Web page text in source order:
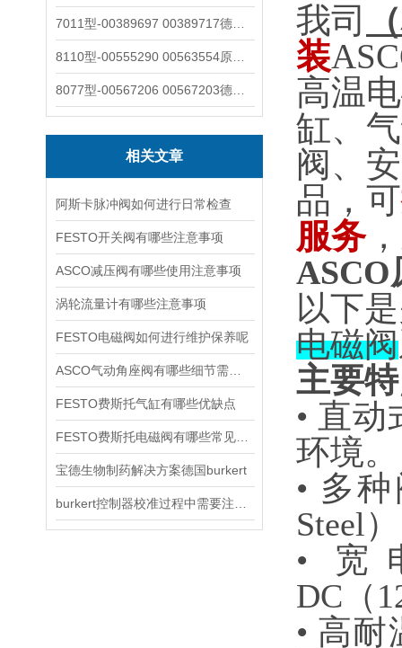
相关文章
阿斯卡脉冲阀如何进行日常检查
FESTO开关阀有哪些注意事项
ASCO减压阀有哪些使用注意事项
涡轮流量计有哪些注意事项
FESTO电磁阀如何进行维护保养呢
FESTO费斯托气缸有哪些优缺点
宝德生物制药解决方案德国burkert
我司 （
装
高温
缸、
阀、
品，可
服务
ASCO
以下
电磁阀
主要
• 直
环境。
• 多
Steel
• 宽
DC（
• 高耐